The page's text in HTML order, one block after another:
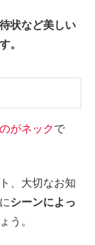
状など美しい
。
がネックで
、大切なお知
シーンによっ
う。